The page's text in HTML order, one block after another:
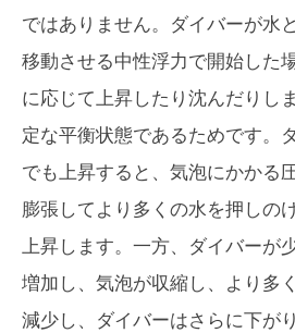
ではありません。ダイバーが水
移動させる中性浮力で開始した
に応じて上昇したり沈んだりし
定な平衡状態であるためです。
でも上昇すると、気泡にかかる
膨張してより多くの水を押しの
上昇します。一方、ダイバーが
増加し、気泡が収縮し、より多
減少し、ダイバーはさらに下が